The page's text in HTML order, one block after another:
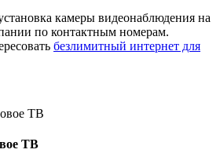
камеры видеонаблюдения на
по контактным номерам.
безлимитный интернет для
ТВ